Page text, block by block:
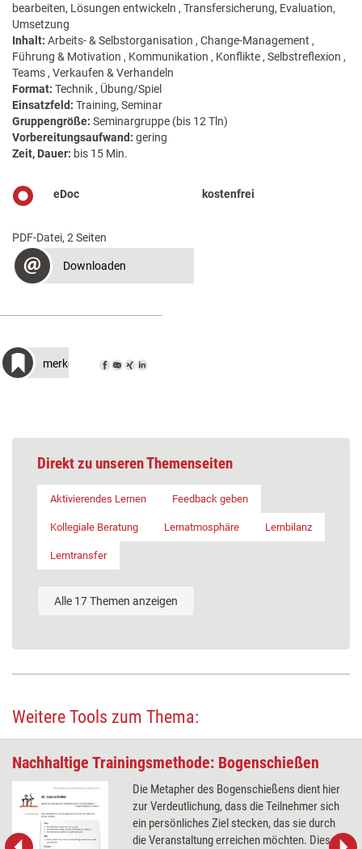
bearbeiten, Lösungen entwickeln , Transfersicherung, Evaluation,
Umsetzung
Inhalt: Arbeits- & Selbstorganisation , Change-Management ,
Führung & Motivation , Kommunikation , Konflikte , Selbstreflexion ,
Teams , Verkaufen & Verhandeln
Format: Technik , Übung/Spiel
Einsatzfeld: Training, Seminar
Gruppengröße: Seminargruppe (bis 12 Tln)
Vorbereitungsaufwand: gering
Zeit, Dauer: bis 15 Min.
eDoc kostenfrei
PDF-Datei, 2 Seiten
Downloaden
merken
Direkt zu unseren Themenseiten
Aktivierendes Lernen Feedback geben
Kollegiale Beratung Lernatmosphäre Lernbilanz
Lerntransfer
Alle 17 Themen anzeigen
Weitere Tools zum Thema:
Nachhaltige Trainingsmethode: Bogenschießen
Die Metapher des Bogenschießens dient hier
zur Verdeutlichung, dass die Teilnehmer sich
ein persönliches Ziel stecken, das sie durch
die Veranstaltung erreichen möchten. Diese